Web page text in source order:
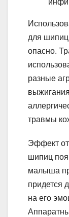
для шипиц
опасно.
разные
травмы
Эффект
шипиц
малыша
придется
на его